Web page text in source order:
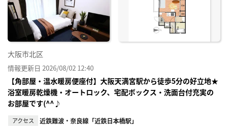
大阪市北区
情報更新日 2026/08/02 12:40
【角部屋・温水暖房便座付】大阪天満宮駅から徒歩5分の好立地★
浴室暖房乾燥機・オートロック、宅配ボックス・洗面台付充実の
お部屋です(^^♪
アクセス 近鉄難波・奈良線「近鉄日本橋駅」